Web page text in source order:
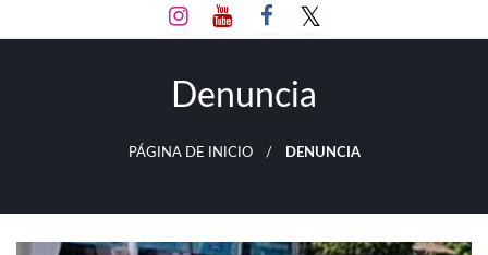
al
Denuncia
PÁGINA DE INICIO DENUNCIA